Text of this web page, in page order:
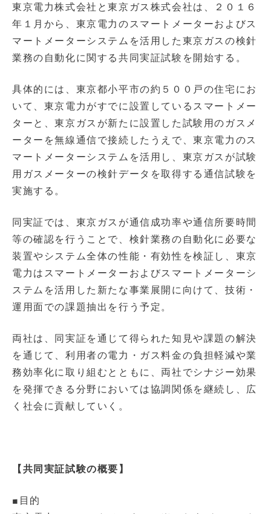
東京電力株式会社と東京ガス株式会社は、２０１６
年１月から、東京電力のスマートメーターおよびス
マートメーターシステムを活用した東京ガスの検針
業務の自動化に関する共同実証試験を開始する。
具体的には、東京都小平市の約５００戸の住宅にお
いて、東京電力がすでに設置しているスマートメー
ターと、東京ガスが新たに設置した試験用のガスメ
ーターを無線通信で接続したうえで、東京電力のス
マートメーターシステムを活用し、東京ガスが試験
用ガスメーターの検針データを取得する通信試験を
実施する。
同実証では、東京ガスが通信成功率や通信所要時間
等の確認を行うことで、検針業務の自動化に必要な
装置やシステム全体の性能・有効性を検証し、東京
電力はスマートメーターおよびスマートメーターシ
ステムを活用した新たな事業展開に向けて、技術・
運用面での課題抽出を行う予定。
両社は、同実証を通じて得られた知見や課題の解決
を通じて、利用者の電力・ガス料金の負担軽減や業
務効率化に取り組むとともに、両社でシナジー効果
を発揮できる分野においては協調関係を継続し、広
く社会に貢献していく。
【共同実証試験の概要】
■目的